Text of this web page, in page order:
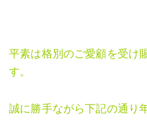
平素は格別のご愛顧を受け
す。
誠に勝手ながら下記の通り